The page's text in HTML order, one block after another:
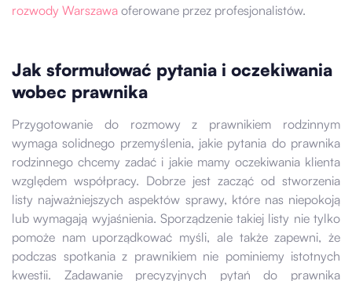
rozwody Warszawa oferowane przez profesjonalistów.
Jak sformułować pytania i oczekiwania
wobec prawnika
Przygotowanie do rozmowy z prawnikiem rodzinnym
wymaga solidnego przemyślenia, jakie pytania do prawnika
rodzinnego chcemy zadać i jakie mamy oczekiwania klienta
względem współpracy. Dobrze jest zacząć od stworzenia
listy najważniejszych aspektów sprawy, które nas niepokoją
lub wymagają wyjaśnienia. Sporządzenie takiej listy nie tylko
pomoże nam uporządkować myśli, ale także zapewni, że
podczas spotkania z prawnikiem nie pominiemy istotnych
kwestii. Zadawanie precyzyjnych pytań do prawnika